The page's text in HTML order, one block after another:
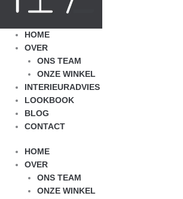
HOME
OVER
ONS TEAM
ONZE WINKEL
INTERIEURADVIES
LOOKBOOK
BLOG
CONTACT
HOME
OVER
ONS TEAM
ONZE WINKEL